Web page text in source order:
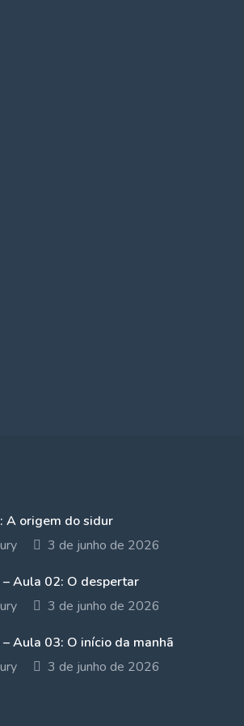
A origem do sidur
3 de junho de 2026
Aula 02: O despertar
3 de junho de 2026
Aula 03: O início da manhã
3 de junho de 2026